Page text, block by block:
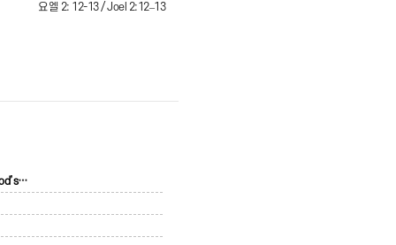
요엘 2: 12-13 / Joel 2:12–13